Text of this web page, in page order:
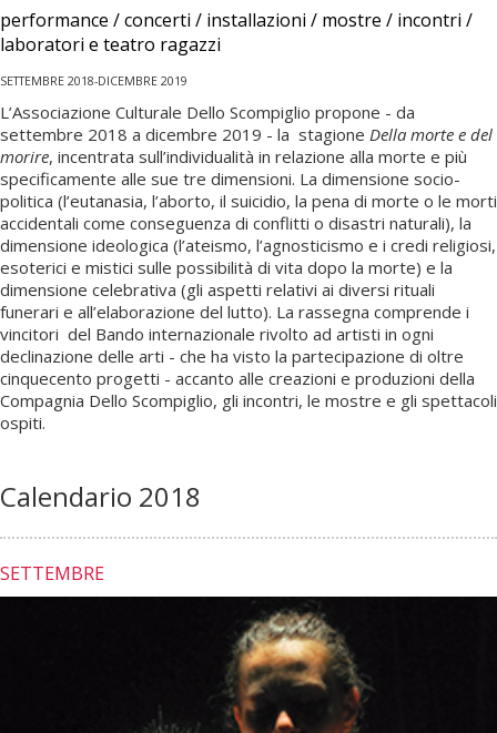
performance / concerti / installazioni / mostre / incontri /
laboratori e teatro ragazzi
SETTEMBRE 2018-DICEMBRE 2019
L’Associazione Culturale Dello Scompiglio propone - da
settembre 2018 a dicembre 2019 - la stagione Della morte e del
morire, incentrata sull’individualità in relazione alla morte e più
specificamente alle sue tre dimensioni. La dimensione socio-
politica (l’eutanasia, l’aborto, il suicidio, la pena di morte o le morti
accidentali come conseguenza di conflitti o disastri naturali), la
dimensione ideologica (l’ateismo, l’agnosticismo e i credi religiosi,
esoterici e mistici sulle possibilità di vita dopo la morte) e la
dimensione celebrativa (gli aspetti relativi ai diversi rituali
funerari e all’elaborazione del lutto). La rassegna comprende i
vincitori del Bando internazionale rivolto ad artisti in ogni
declinazione delle arti - che ha visto la partecipazione di oltre
cinquecento progetti - accanto alle creazioni e produzioni della
Compagnia Dello Scompiglio, gli incontri, le mostre e gli spettacoli
ospiti.
Calendario 2018
SETTEMBRE